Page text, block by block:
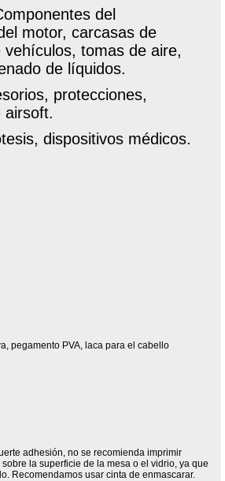
del
motor, carcasas de
tomas de aire,
de líquidos.
protecciones,
airsoft.
dispositivos médicos.
pegamento PVA, laca para el cabello
adhesión, no se recomienda imprimir
la superficie de la mesa o el vidrio, ya que
Recomendamos usar cinta de enmascarar.